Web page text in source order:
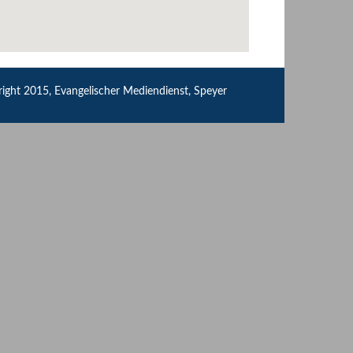
2015, Evangelischer Mediendienst, Speyer